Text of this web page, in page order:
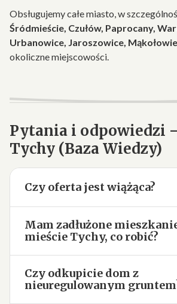
Obsługujemy całe miasto, w
Śródmieście, Czułów, Paprocany,
Urbanowice, Jaroszowice,
okoliczne miejscowości.
Pytania i odpowiedzi
Tychy (Baza Wiedzy)
Czy oferta jest wiążąca?
Mam zadłużone
mieście Tychy, co robić?
Czy odkupicie dom z
nieuregulowanym